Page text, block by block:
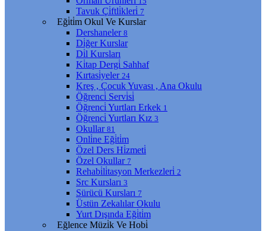
Tavuk Çi̇ftli̇kleri̇ 7
Eği̇ti̇m Okul Ve Kurslar
Dershaneler 8
Di̇ğer Kurslar
Di̇l Kursları
Ki̇tap Dergi̇ Sahhaf
Kırtasi̇yeler 24
Kreş , Çocuk Yuvası , Ana Okulu
Öğrenci̇ Servi̇si̇
Öğrenci̇ Yurtları Erkek 1
Öğrenci̇ Yurtları Kız 3
Okullar 81
Onli̇ne Eği̇ti̇m
Özel Ders Hi̇zmeti̇
Özel Okullar 7
Rehabi̇li̇tasyon Merkezleri̇ 2
Src Kursları 3
Sürücü Kursları 7
Üstün Zekalılar Okulu
Yurt Dışında Eği̇ti̇m
Eğlence Müzi̇k Ve Hobi̇